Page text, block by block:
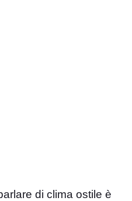
di clima ostile è